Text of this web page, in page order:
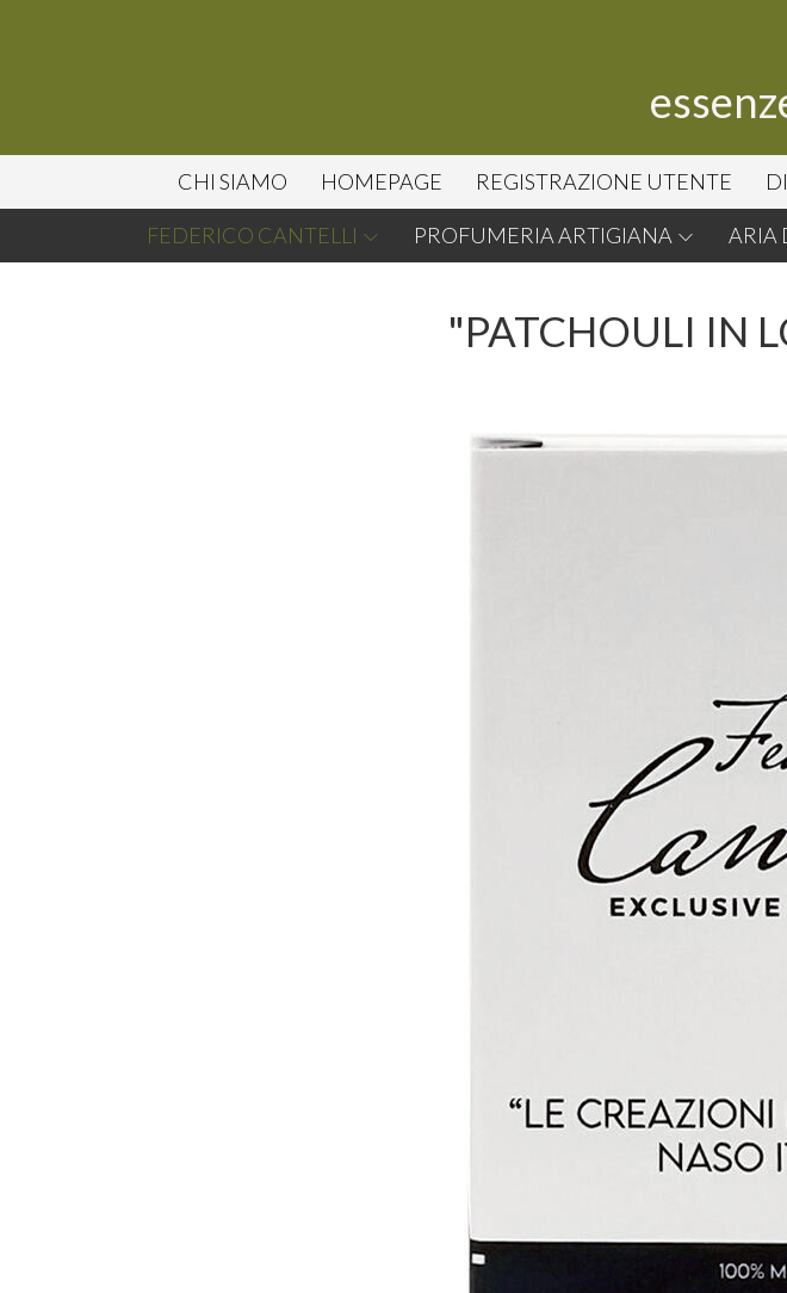
CHI SIAMO HOMEPAGE REGISTRAZIONE UTENTE
FEDERICO CANTELLI PROFUMERIA ARTIGIANA ARIA
"PATCHOULI IN